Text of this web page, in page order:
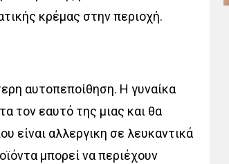
κρέμας στην περιοχή.
αυτοπεποίθηση. Η γυναίκα
τον εαυτό της μιας και θα
είναι αλλεργικη σε λευκαντικά
μπορεί να περιέχουν